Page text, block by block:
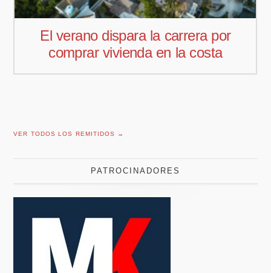
Pedro Aguiar nuevo
comercial para Offcoustic
VER TODOS LOS REMITIDOS →
PATROCINADORES